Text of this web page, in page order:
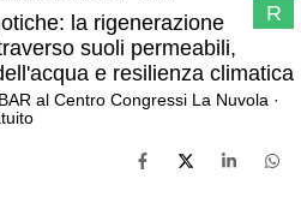
R
la rigenerazione
suoli permeabili,
e resilienza climatica
al Centro Congressi La Nuvola ·